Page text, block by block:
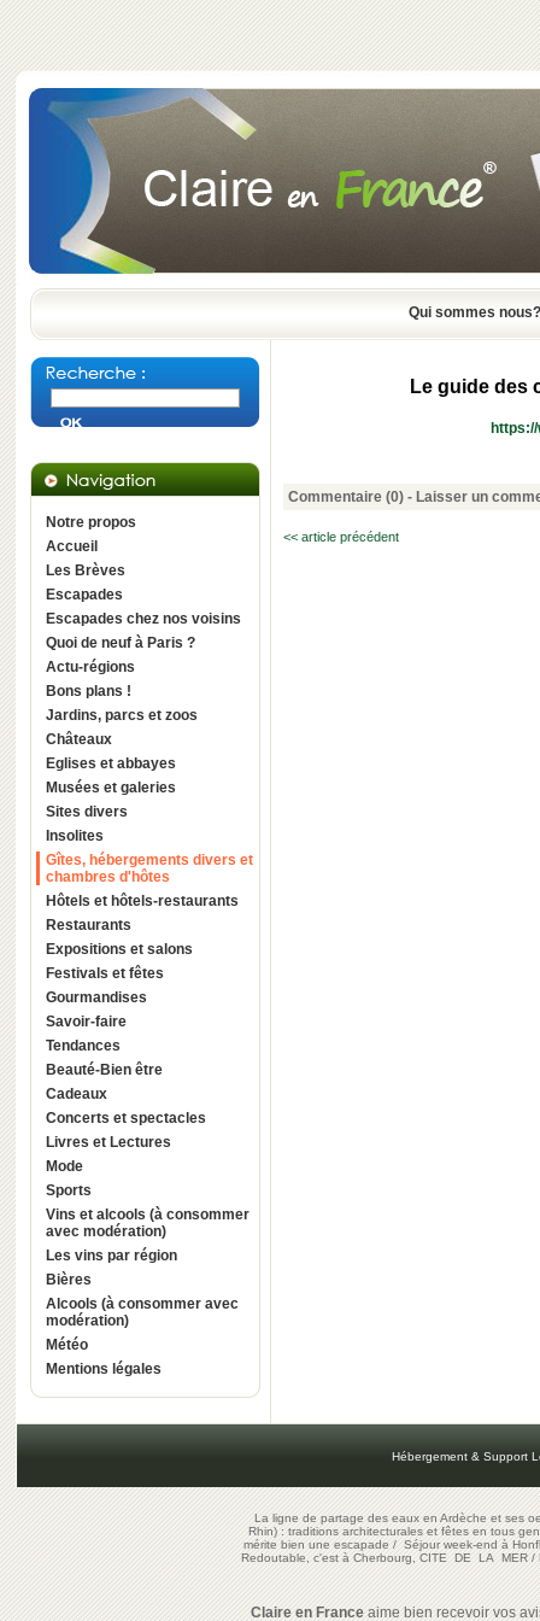
Qui sommes nous?
Notre propos
Accueil
Les Brèves
Escapades
Escapades chez nos voisins
Quoi de neuf à Paris ?
Actu-régions
Bons plans !
Jardins, parcs et zoos
Châteaux
Eglises et abbayes
Musées et galeries
Sites divers
Insolites
Gîtes, hébergements divers et
chambres d'hôtes
Hôtels et hôtels-restaurants
Restaurants
Expositions et salons
Festivals et fêtes
Gourmandises
Savoir-faire
Tendances
Beauté-Bien être
Cadeaux
Concerts et spectacles
Livres et Lectures
Mode
Sports
Vins et alcools (à consommer
avec modération)
Les vins par région
Bières
Alcools (à consommer avec
modération)
Météo
Mentions légales
Le guide des
Commentaire (0) - Laisser un
<< article précédent
Hébergement & Support
La ligne de partage des eaux en Ardèche et ses
Rhin) : traditions architecturales et fêtes en tous
mérite bien une escapade/Séjour week-end à
Redoutable, c'est à Cherbourg, CITE DE LA MER/
Claire en Franceaime bien recevoir vos